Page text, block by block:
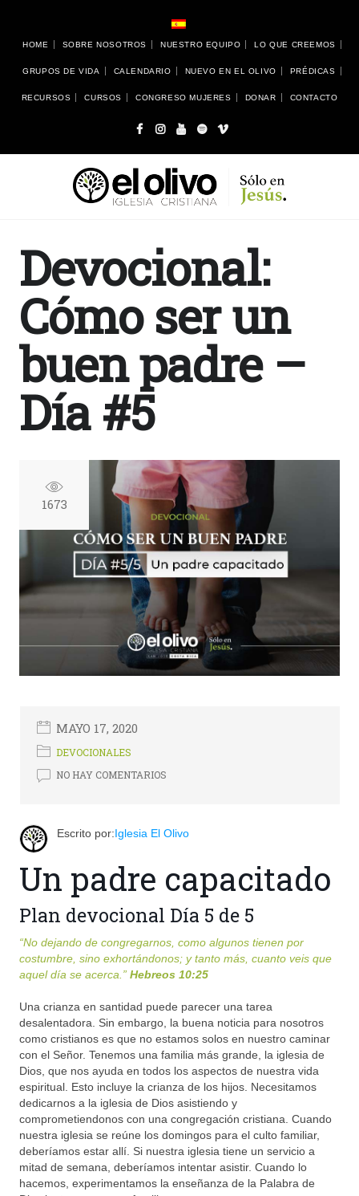
HOME SOBRE NOSOTROS NUESTRO EQUIPO LO QUE CREEMOS
GRUPOS DE VIDA CALENDARIO NUEVO EN EL OLIVO PRÉDICAS
RECURSOS CURSOS CONGRESO MUJERES DONAR CONTACTO
Devocional:
Cómo ser un
buen padre –
Día #5
1673
MAYO 17, 2020
DEVOCIONALES
NO HAY COMENTARIOS
Escrito por:Iglesia El Olivo
Un padre capacitado
Plan devocional Día 5 de 5
“No dejando de congregarnos, como algunos tienen por
costumbre, sino exhortándonos; y tanto más, cuanto veis que
aquel día se acerca .”Hebreos 10:25
Una crianza en santidad puede parecer una tarea
desalentadora. Sin embargo, la buena noticia para nosotros
como cristianos es que no estamos solos en nuestro caminar
con el Señor. Tenemos una familia más grande, la iglesia de
Dios, que nos ayuda en todos los aspectos de nuestra vida
espiritual. Esto incluye la crianza de los hijos. Necesitamos
dedicarnos a la iglesia de Dios asistiendo y
comprometiendonos con una congregación cristiana. Cuando
nuestra iglesia se reúne los domingos para el culto familiar,
deberíamos estar allí. Si nuestra iglesia tiene un servicio a
mitad de semana, deberíamos intentar asistir. Cuando lo
hacemos, experimentamos la enseñanza de la Palabra de